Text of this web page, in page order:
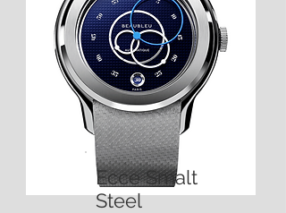
Ecce Smalt
Steel